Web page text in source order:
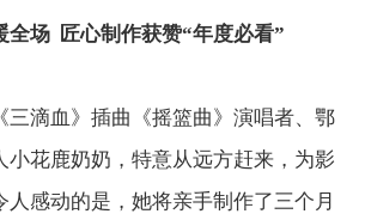
全场 匠心制作获赞“年度必看”
三滴血》插曲《摇篮曲》演唱者、鄂
小花鹿奶奶，特意从远方赶来，为影
人感动的是，她将亲手制作了三个月